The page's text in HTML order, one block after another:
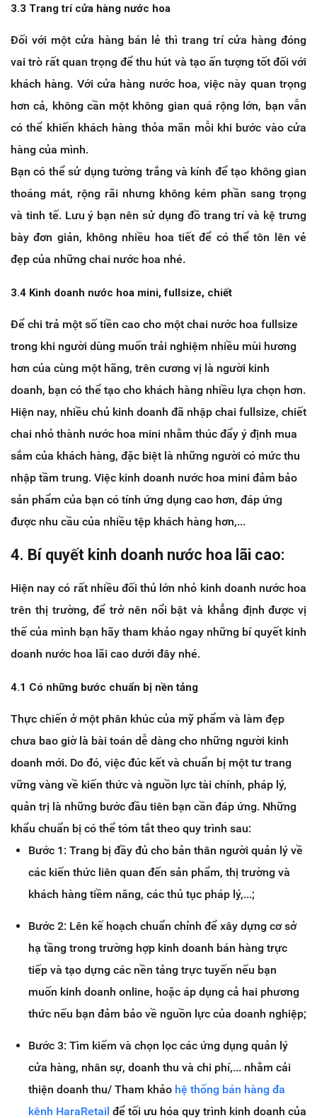
3.3 Trang trí cửa hàng nước hoa
Đối với một cửa hàng bán lẻ thì trang trí cửa hàng đóng
vai trò rất quan trọng để thu hút và tạo ấn tượng tốt đối với
khách hàng. Với cửa hàng nước hoa, việc này quan trọng
hơn cả, không cần một không gian quá rộng lớn, bạn vẫn
có thể khiến khách hàng thỏa mãn mỗi khi bước vào cửa
hàng của mình.
Bạn có thể sử dụng tường trắng và kính để tạo không gian
thoáng mát, rộng rãi nhưng không kém phần sang trọng
và tinh tế. Lưu ý bạn nên sử dụng đồ trang trí và kệ trưng
bày đơn giản, không nhiều hoa tiết để có thể tôn lên vẻ
đẹp của những chai nước hoa nhé.
3.4 Kinh doanh nước hoa mini, fullsize, chiết
Để chi trả một số tiền cao cho một chai nước hoa fullsize
trong khi người dùng muốn trải nghiệm nhiều mùi hương
hơn của cùng một hãng, trên cương vị là người kinh
doanh, bạn có thể tạo cho khách hàng nhiều lựa chọn hơn.
Hiện nay, nhiều chủ kinh doanh đã nhập chai fullsize, chiết
chai nhỏ thành nước hoa mini nhằm thúc đẩy ý định mua
sắm của khách hàng, đặc biệt là những người có mức thu
nhập tầm trung. Việc kinh doanh nước hoa mini đảm bảo
sản phẩm của bạn có tính ứng dụng cao hơn, đáp ứng
được nhu cầu của nhiều tệp khách hàng hơn,...
4. Bí quyết kinh doanh nước hoa lãi cao:
Hiện nay có rất nhiều đối thủ lớn nhỏ kinh doanh nước hoa
trên thị trường, để trở nên nổi bật và khẳng định được vị
thế của mình bạn hãy tham khảo ngay những bí quyết kinh
doanh nước hoa lãi cao dưới đây nhé.
4.1 Có những bước chuẩn bị nền tảng
Thực chiến ở một phân khúc của mỹ phẩm và làm đẹp
chưa bao giờ là bài toán dễ dàng cho những người kinh
doanh mới. Do đó, việc đúc kết và chuẩn bị một tư trang
vững vàng về kiến thức và nguồn lực tài chính, pháp lý,
quản trị là những bước đầu tiên bạn cần đáp ứng. Những
khẩu chuẩn bị có thể tóm tắt theo quy trình sau:
Bước 1: Trang bị đầy đủ cho bản thân người quản lý về
các kiến thức liên quan đến sản phẩm, thị trường và
khách hàng tiềm năng, các thủ tục pháp lý,...;
Bước 2: Lên kế hoạch chuẩn chỉnh để xây dựng cơ sở
hạ tầng trong trường hợp kinh doanh bán hàng trực
tiếp và tạo dựng các nền tảng trực tuyến nếu bạn
muốn kinh doanh online, hoặc áp dụng cả hai phương
thức nếu bạn đảm bảo về nguồn lực của doanh nghiệp;
Bước 3: Tìm kiếm và chọn lọc các ứng dụng quản lý
cửa hàng, nhân sự, doanh thu và chi phí,... nhằm cải
thiện doanh thu/ Tham khảo hệ thống bán hàng đa
kênh HaraRetail để tối ưu hóa quy trình kinh doanh của